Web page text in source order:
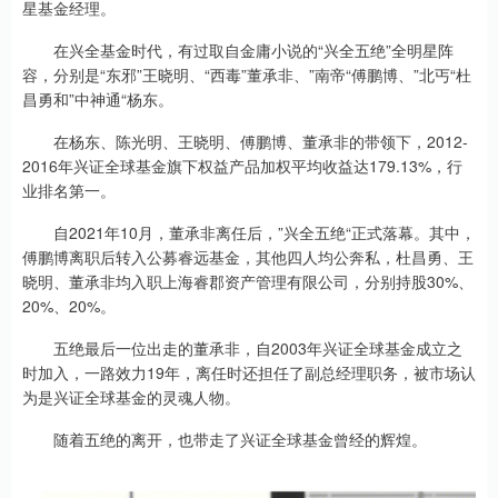
星基金经理。
在兴全基金时代，有过取自金庸小说的“兴全五绝”全明星阵
容，分别是“东邪”王晓明、“西毒”董承非、”南帝“傅鹏博、”北丐“杜
昌勇和”中神通“杨东。
在杨东、陈光明、王晓明、傅鹏博、董承非的带领下，2012-
2016年兴证全球基金旗下权益产品加权平均收益达179.13%，行
业排名第一。
自2021年10月，董承非离任后，”兴全五绝“正式落幕。其中，
傅鹏博离职后转入公募睿远基金，其他四人均公奔私，杜昌勇、王
晓明、董承非均入职上海睿郡资产管理有限公司，分别持股30%、
20%、20%。
五绝最后一位出走的董承非，自2003年兴证全球基金成立之
时加入，一路效力19年，离任时还担任了副总经理职务，被市场认
为是兴证全球基金的灵魂人物。
随着五绝的离开，也带走了兴证全球基金曾经的辉煌。